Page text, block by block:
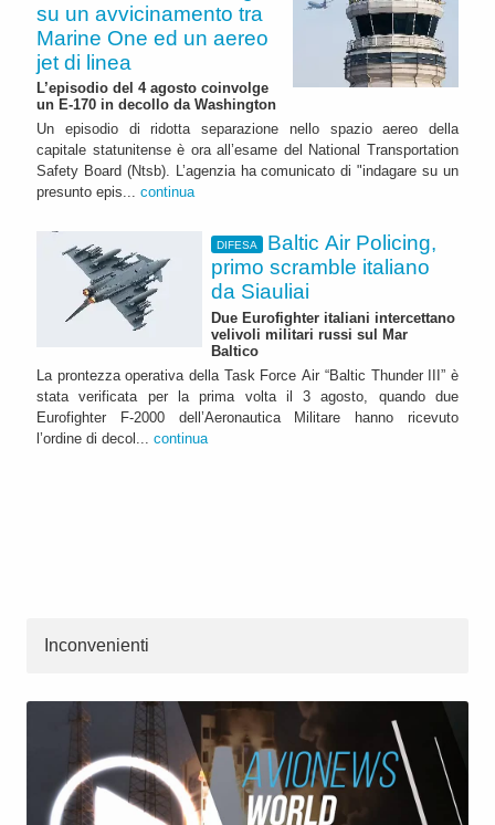
su un avvicinamento tra
Marine One ed un aereo
jet di linea
L’episodio del 4 agosto coinvolge
un E-170 in decollo da Washington
Un episodio di ridotta separazione nello spazio aereo della
capitale statunitense è ora all’esame del National Transportation
Safety Board (Ntsb). L’agenzia ha comunicato di "indagare su un
presunto epis... continua
DIFESA
Baltic Air Policing,
primo scramble italiano
da Siauliai
Due Eurofighter italiani intercettano
velivoli militari russi sul Mar
Baltico
La prontezza operativa della Task Force Air “Baltic Thunder III” è
stata verificata per la prima volta il 3 agosto, quando due
Eurofighter F-2000 dell’Aeronautica Militare hanno ricevuto
l’ordine di decol... continua
Inconvenienti